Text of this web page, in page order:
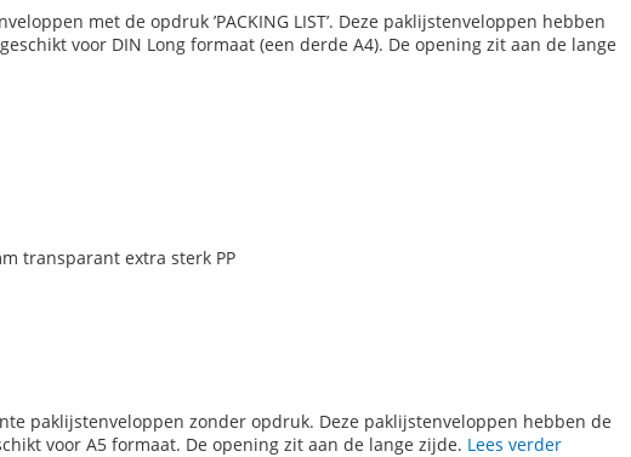
met de opdruk ’PACKING LIST’. Deze paklijstenveloppen hebben
voor DIN Long formaat (een derde A4). De opening zit aan de lange
transparant extra sterk PP
paklijstenveloppen zonder opdruk. Deze paklijstenveloppen hebben de
voor A5 formaat. De opening zit aan de lange zijde. Lees verder